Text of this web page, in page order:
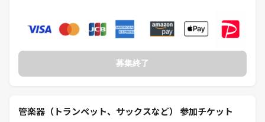
募集終了
管楽器（トランペット、サックスなど） 参加チケット